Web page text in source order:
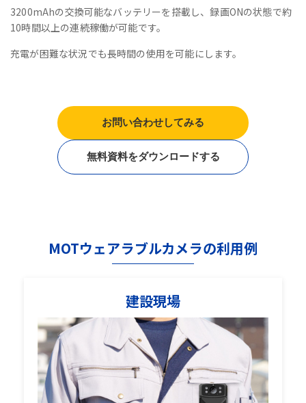
3200mAhの交換可能なバッテリーを搭載し、録画ONの状態で約
10時間以上の連続稼働が可能です。
充電が困難な状況でも長時間の使用を可能にします。
お問い合わせしてみる
無料資料をダウンロードする
MOTウェアラブルカメラの利用例
建設現場